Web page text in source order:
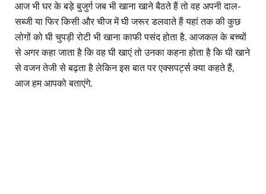
आज भी घर के बड़े बुजुर्ग जब भी खाना खाने बैठते हैं तो वह अपनी दाल-
सब्जी या फिर किसी और चीज में घी जरूर डलवाते हैं यहां तक की कुछ
लोगों को घी चुपड़ी रोटी भी खाना काफी पसंद होता है. आजकल के बच्चों
से अगर कहा जाता है कि वह घी खाएं तो उनका कहना होता है कि घी खाने
से वजन तेजी से बढ़ता है लेकिन इस बात पर एक्सपर्ट्स क्या कहते हैं,
आज हम आपको बताएंगे.